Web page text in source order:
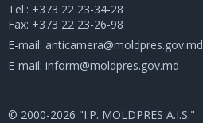
Tel.: +373 22 23-34-28
Fax: +373 22 23-26-98
E-mail: anticamera@moldpres.gov.md
E-mail: inform@moldpres.gov.md
© 2000-2026 "I.P. MOLDPRES A.I.S."